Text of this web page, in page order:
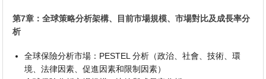
第7章：全球策略分析架構、目前市場規模、市場對比及成長率分
析
全球保險分析市場：PESTEL 分析（政治、社會、技術、環
境、法律因素、促進因素和限制因素）